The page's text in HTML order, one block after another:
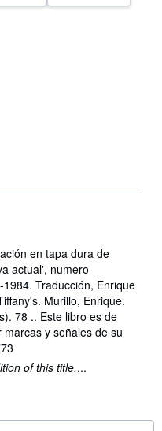
en tapa dura de
actual', numero
Traducción, Enrique
Murillo, Enrique.
78 .. Este libro es de
y señales de su
of this title....